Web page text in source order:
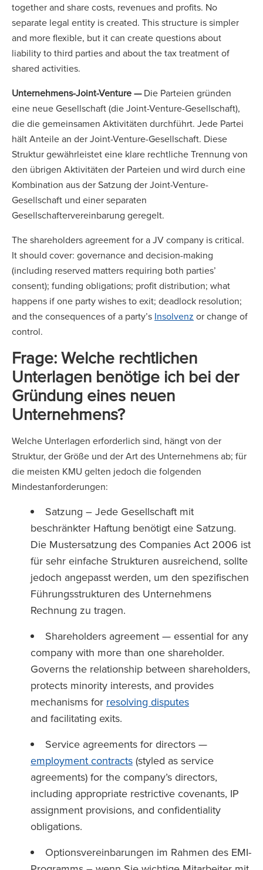
together and share costs, revenues and profits. No
separate legal entity is created. This structure is simpler
and more flexible, but it can create questions about
liability to third parties and about the tax treatment of
shared activities.
Unternehmens-Joint-Venture —Die Parteien gründen
eine neue Gesellschaft (die Joint-Venture-Gesellschaft),
die die gemeinsamen Aktivitäten durchführt. Jede Partei
hält Anteile an der Joint-Venture-Gesellschaft. Diese
Struktur gewährleistet eine klare rechtliche Trennung von
den übrigen Aktivitäten der Parteien und wird durch eine
Kombination aus der Satzung der Joint-Venture-
Gesellschaft und einer separaten
Gesellschaftervereinbarung geregelt.
The shareholders agreement for a JV company is critical.
It should cover: governance and decision-making
(including reserved matters requiring both parties’
consent); funding obligations; profit distribution; what
happens if one party wishes to exit; deadlock resolution;
and the consequences of a party’s Insolvenz or change of
control.
Frage: Welche rechtlichen
Unterlagen benötige ich bei der
Gründung eines neuen
Unternehmens?
Welche Unterlagen erforderlich sind, hängt von der
Struktur, der Größe und der Art des Unternehmens ab; für
die meisten KMU gelten jedoch die folgenden
Mindestanforderungen:
Satzung – Jede Gesellschaft mit
beschränkter Haftung benötigt eine Satzung.
Die Mustersatzung des Companies Act 2006 ist
für sehr einfache Strukturen ausreichend, sollte
jedoch angepasst werden, um den spezifischen
Führungsstrukturen des Unternehmens
Rechnung zu tragen.
Shareholders agreement — essential for any
company with more than one shareholder.
Governs the relationship between shareholders,
protects minority interests, and provides
mechanisms for resolving disputes
and facilitating exits.
Service agreements for directors —
employment contracts (styled as service
agreements) for the company’s directors,
including appropriate restrictive covenants, IP
assignment provisions, and confidentiality
obligations.
Optionsvereinbarungen im Rahmen des EMI-